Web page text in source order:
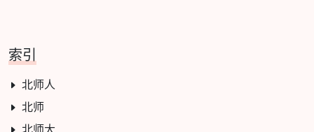
索引
北师人
北师
北师大